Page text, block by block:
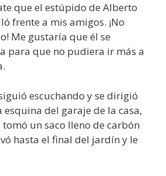
que el estúpido de Alberto
frente a mis amigos. ¡No
Me gustaría que él se
para que no pudiera ir más a
escuchando y se dirigió
esquina del garaje de la casa,
un saco lleno de carbón
hasta el final del jardín y le